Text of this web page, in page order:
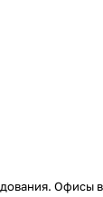
Офисы